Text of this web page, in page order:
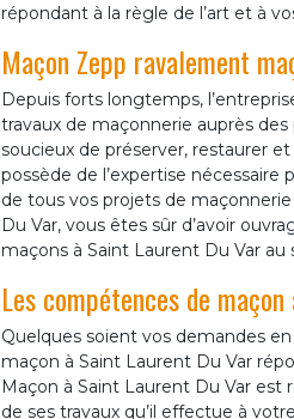
répondant à la règle de l’art et à
Maçon Zepp ravalement
Depuis forts longtemps,
travaux de maçonnerie auprès
soucieux de préserver, restaurer
possède de l’expertise
de tous vos projets de
Du Var, vous êtes sûr d’avoir
maçons à Saint Laurent Du Var
Les compétences de
Quelques soient vos demandes
maçon à Saint Laurent Du Var
Maçon à Saint Laurent Du Var est
de ses travaux qu’il effectue à